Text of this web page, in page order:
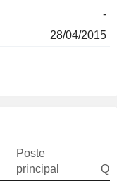
-
28/04/2015
Poste
principal